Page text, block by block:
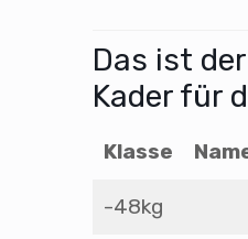
Das ist
Kader für
Klasse
-48kg